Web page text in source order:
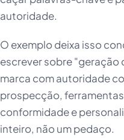
autoridade.
O exemplo deixa isso
escrever sobre "geração
marca com autoridade
prospecção,
conformidade e
inteiro, não um pedaço.